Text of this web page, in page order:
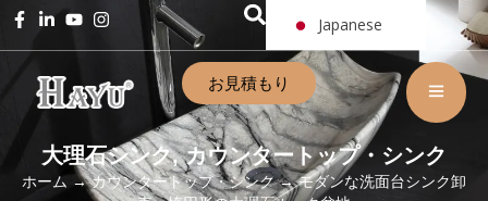
Japanese
お見積もり
大理石シンク,カウンタートップ・シンク
ホーム →カウンタートップ・シンク→ モダンな洗面台シンク卸